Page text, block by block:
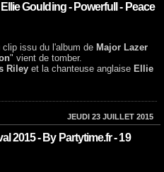
Goulding - Powerfull - Peace
clip issu du l'album de Major Lazer
" vient de tomber.
Riley et la chanteuse anglaise Ellie
JEUDI 23 JUILLET 2015
2015 - By Partytime.fr - 19